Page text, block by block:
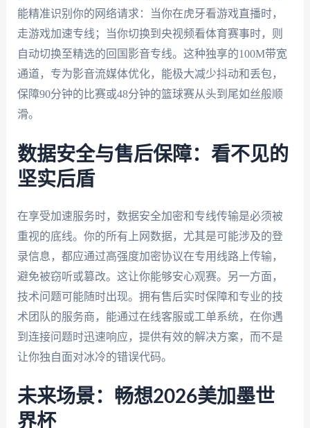
能精准识别你的网络请求：当你在虎牙看游戏直播时，
走游戏加速专线；当你切换到央视频看体育赛事时，则
自动切换至精选的回国影音专线。这种独享的100M带宽
通道，专为影音流媒体优化，能极大减少抖动和丢包，
保障90分钟的比赛或48分钟的篮球赛从头到尾如丝般顺
滑。
数据安全与售后保障：看不见的
坚实后盾
在享受加速服务时，数据安全加密和专线传输是必须被
重视的底线。你的所有上网数据，尤其是可能涉及的登
录信息，都应通过高强度加密协议在专用线路上传输，
避免被窃听或篡改。这让你能够安心观赛。另一方面，
技术问题可能随时出现。拥有售后实时保障和专业的技
术团队的服务商，能通过在线客服或工单系统，在你遇
到连接问题时迅速响应，提供有效的解决方案，而不是
让你独自面对冰冷的错误代码。
未来场景：畅想2026美加墨世
界杯